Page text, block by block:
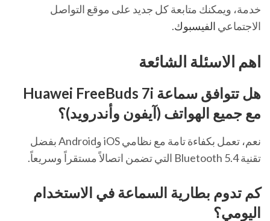
خدمة، ويمكنك متابعة كل جديد على موقع التواصل
الاجتماعي الفيسبوك.
اهم الاسئلة الشائعة
هل تتوافق سماعة Huawei FreeBuds 7i
مع جميع الهواتف (آيفون وأندرويد)؟
نعم، تعمل بكفاءة تامة مع نظامي iOS وAndroid بفضل
تقنية Bluetooth 5.4 التي تضمن اتصالاً مستقراً وسريعاً.
كم تدوم بطارية السماعة في الاستخدام
اليومي؟